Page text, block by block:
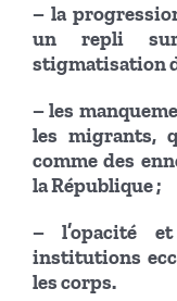
– la
un repli
stigmatisation
– les
les migrants,
comme des
la République ;
– l’opacité
institutions
les corps.